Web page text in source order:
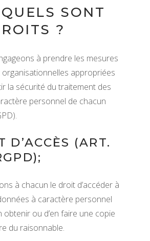
SONT
?
à prendre les mesures
appropriées
la sécurité du traitement des
personnel de chacun
D’ACCÈS (ART.
à chacun le droit d’accéder à
à caractère personnel
obtenir ou d’en faire une copie
du raisonnable.